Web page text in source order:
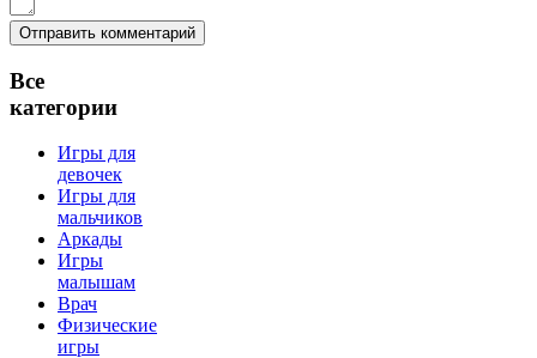
Все
категории
Игры для
девочек
Игры для
мальчиков
Аркады
Игры
малышам
Врач
Физические
игры